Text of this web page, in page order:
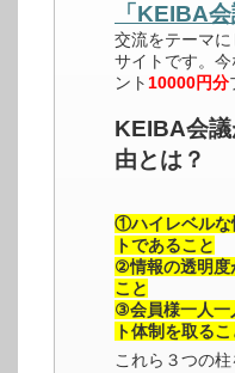
「KEIBA会
交流をテーマ
サイトです。今
ント 10000円分
KEIBA会
由とは？
①ハイレベルな
トであること
②情報の透明度
こと
③会員様一人一
ト体制を取るこ
これら３つの柱